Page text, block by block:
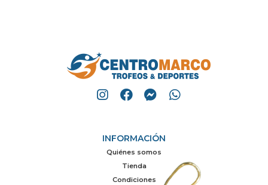
INFORMACIÓN
Quiénes somos
Tienda
Condiciones